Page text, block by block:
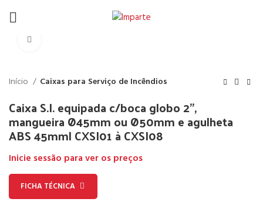
Início Caixas para Serviço de Incêndios
Caixa S.I. equipada c/boca globo 2”,
mangueira Ø45mm ou Ø50mm e agulheta
ABS 45mm| CXSI01 à CXSI08
Inicie sessão para ver os preços
FICHA TÉCNICA